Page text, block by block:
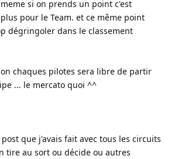
si on prends un point c'est
pour le Team. et ce même point
dégringoler dans le classement
chaques pilotes sera libre de partir
... le mercato quoi ^^
que j'avais fait avec tous les circuits
tire au sort ou décide ou autres